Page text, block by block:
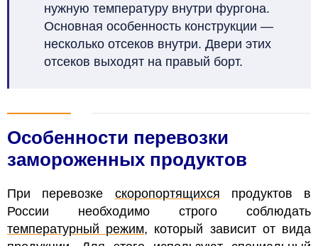
нужную температуру внутри фургона.
Основная особенность конструкции —
несколько отсеков внутри. Двери этих
отсеков выходят на правый борт.
Особенности перевозки
замороженных продуктов
При перевозке скоропортящихся продуктов в
России необходимо строго соблюдать
температурный режим, который зависит от вида